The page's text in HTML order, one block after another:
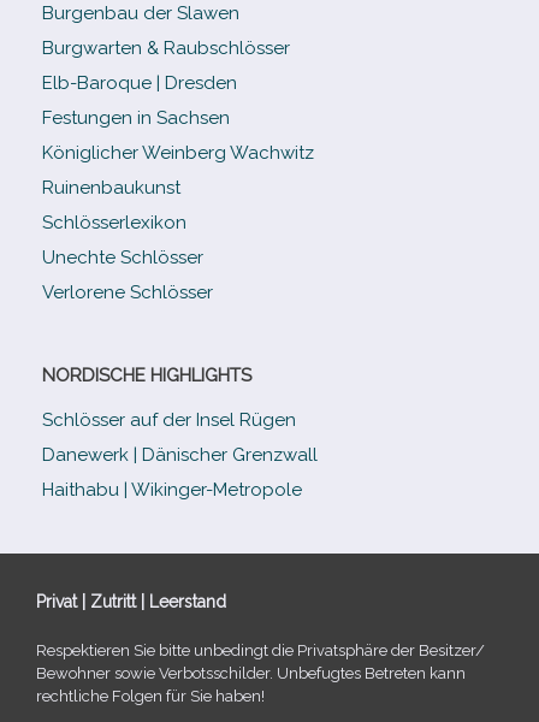
Burgenbau der Slawen
Burgwarten & Raubschlösser
Elb-​Baroque | Dresden
Festungen in Sachsen
Königlicher Weinberg Wachwitz
Ruinenbaukunst
Schlösserlexikon
Unechte Schlösser
Verlorene Schlösser
NORDISCHE HIGHLIGHTS
Schlösser auf der Insel Rügen
Danewerk | Dänischer Grenzwall
Haithabu | Wikinger-Metropole
Privat | Zutritt | Leerstand
Respektieren Sie bitte unbe­dingt die Privatsphäre der Besitzer/​
Bewohner sowie Verbotsschilder. Unbefugtes Betreten kann
recht­li­che Folgen für Sie haben!